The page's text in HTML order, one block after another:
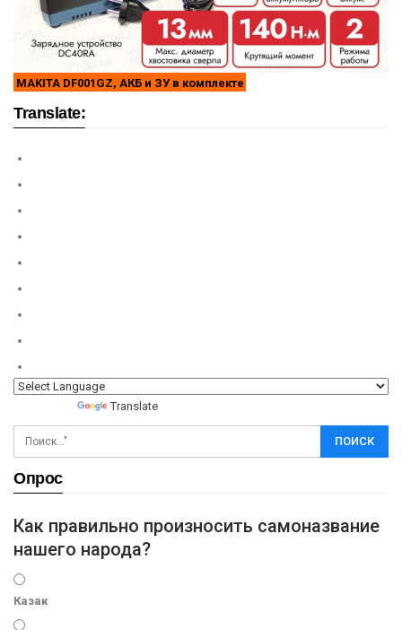
MAKITA DF001GZ, АКБ и ЗУ в комплекте
Translate:
Translate
Опрос
Как правильно произносить самоназвание
нашего народа?
Казак